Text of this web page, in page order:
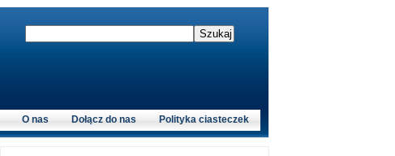
Polityka ciasteczek
Dołącz do nas
O nas